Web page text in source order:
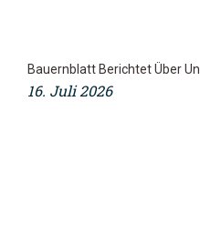
Bauernblatt Berichtet Über
16. Juli 2026